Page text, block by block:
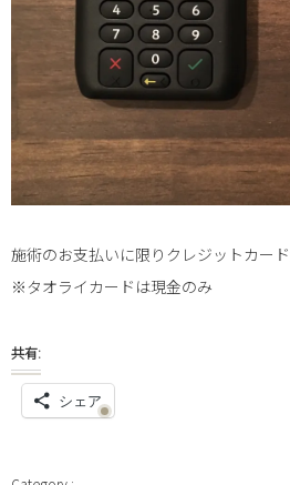
施術のお支払いに限りクレジットカード
※タオライカードは現金のみ
共有:
シェア